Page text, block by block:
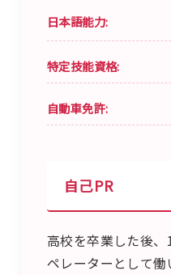
日本語能力:
特定技能資格:
自動車免許:
自己PR
高校を卒業した後
ペレーターとして